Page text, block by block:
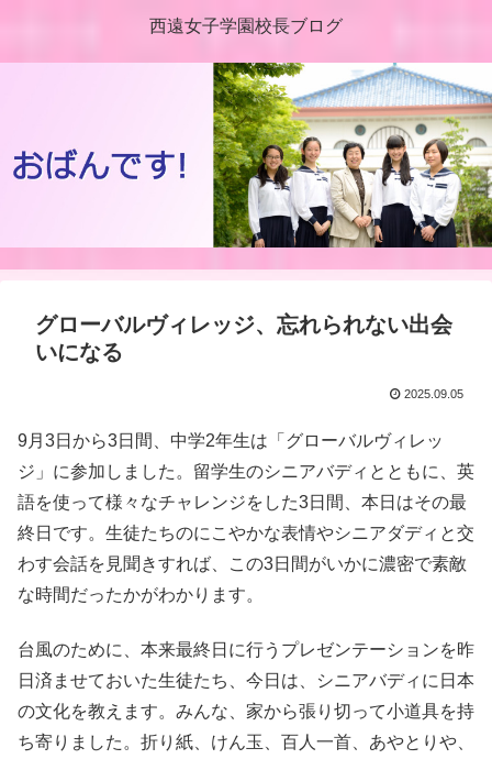
西遠女子学園校長ブログ
グローバルヴィレッジ、忘れられない出会
いになる
2025.09.05
9月3日から3日間、中学2年生は「グローバルヴィレッ
ジ」に参加しました。留学生のシニアバディとともに、英
語を使って様々なチャレンジをした3日間、本日はその最
終日です。生徒たちのにこやかな表情やシニアダディと交
わす会話を見聞きすれば、この3日間がいかに濃密で素敵
な時間だったかがわかります。
台風のために、本来最終日に行うプレゼンテーションを昨
日済ませておいた生徒たち、今日は、シニアバディに日本
の文化を教えます。みんな、家から張り切って小道具を持
ち寄りました。折り紙、けん玉、百人一首、あやとりや、